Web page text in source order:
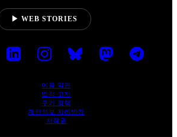
▶ WEB STORIES
이용 약관
법적 고지
쿠키 정책
개인정보 처리방침
저작권